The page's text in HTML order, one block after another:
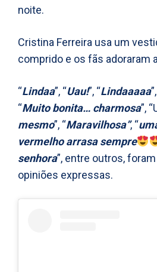
noite.
Cristina Ferreira usa um
comprido e os fãs adoraram
“Lindaa”, “Uau!”, “Lindaaaaa
“Muito bonita… charmosa”,
mesmo”, “Maravilhosa”, “
vermelho arrasa sempre
senhora”, entre outros,
opiniões expressas.